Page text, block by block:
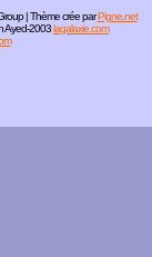
| Thème crée parPigne.net
Ayed-2003lagalaxie.com